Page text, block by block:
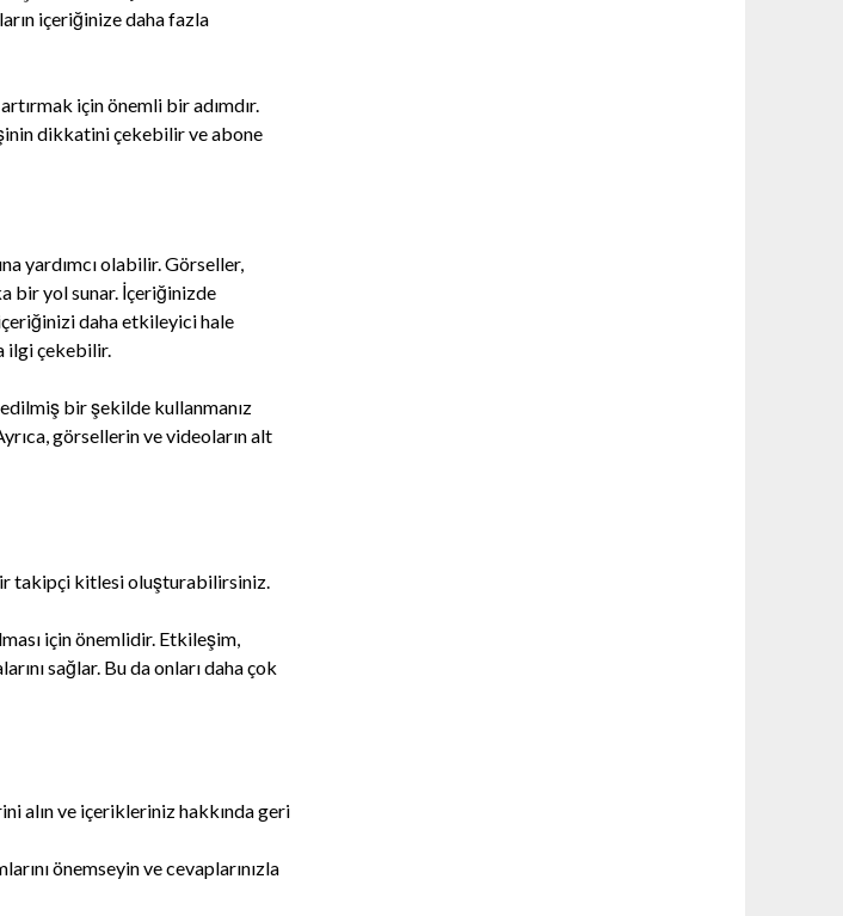
içeriğinize daha fazla
için önemli bir adımdır.
dikkatini çekebilir ve abone
yardımcı olabilir. Görseller,
bir yol sunar. İçeriğinizde
daha etkileyici hale
ilgi çekebilir.
bir şekilde kullanmanız
görsellerin ve videoların alt
takipçi kitlesi oluşturabilirsiniz.
için önemlidir. Etkileşim,
sağlar. Bu da onları daha çok
alın ve içerikleriniz hakkında geri
önemseyin ve cevaplarınızla